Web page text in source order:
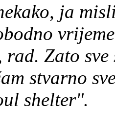
ja
rad. Zato
stvarno
shelter".